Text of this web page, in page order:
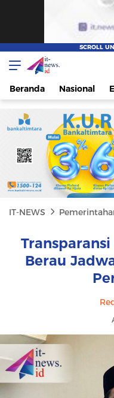
IT-NEWS
Update Cepat,
Beranda Nasional
IT-NEWS
Transparansi
Berau